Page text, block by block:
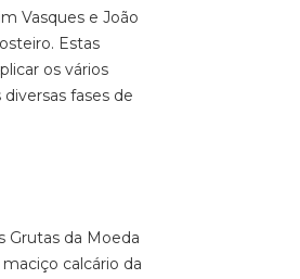
Vasques e João
Estas
os vários
fases de
Grutas da Moeda
calcário da